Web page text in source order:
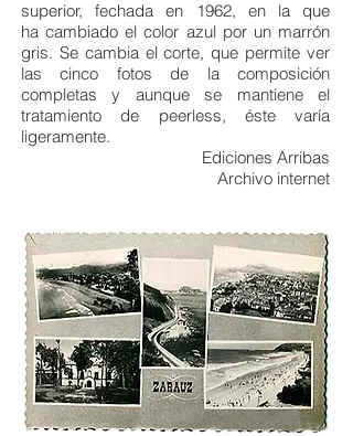
superior, fechada en 1962, en la que
ha cambiado el color azul por un marrón
gris. Se cambia el corte, que permite ver
las cinco fotos de la composición
completas y aunque se mantiene el
tratamiento de peerless, éste varía
ligeramente.
Ediciones Arribas
Archivo internet